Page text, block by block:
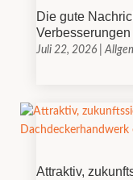
Die gute
Juli 22, 2026|
Attraktiv,